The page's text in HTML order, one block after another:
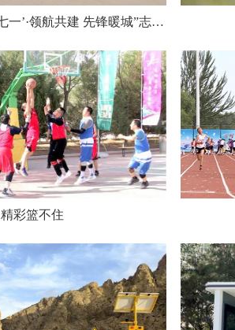
市直机关开展“庆‘七一’·领航共建 先锋暖城”志愿服务活动
精彩篮不住